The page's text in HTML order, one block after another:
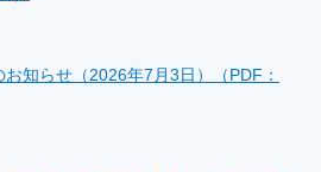
知らせ（2026年7月3日）（PDF：